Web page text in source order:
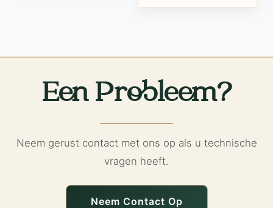
Een Probleem?
Neem gerust contact met ons op als u technische
vragen heeft.
Neem Contact Op